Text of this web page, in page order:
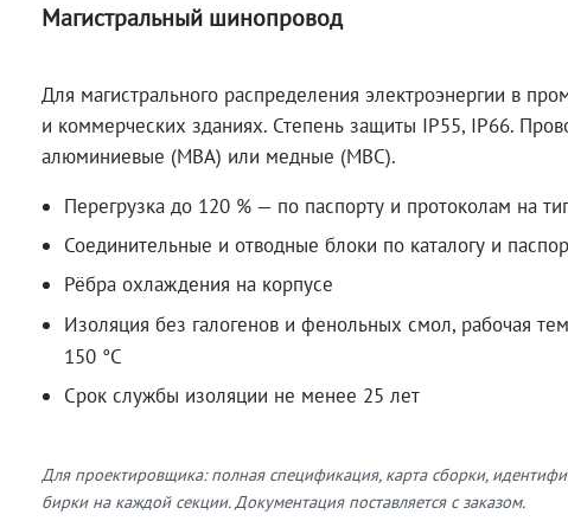
Магистральный шинопровод
Для магистрального распределения электроэнергии в
и коммерческих зданиях. Степень защиты IP55, IP66.
алюминиевые (МВА) или медные (МВС).
Перегрузка до 120 % — по паспорту и протоколам на
Соединительные и отводные блоки по каталогу и
Рёбра охлаждения на корпусе
Изоляция без галогенов и фенольных смол, рабочая
150 °C
Срок службы изоляции не менее 25 лет
Для проектировщика: полная спецификация, карта сборки,
бирки на каждой секции. Документация поставляется с заказом.